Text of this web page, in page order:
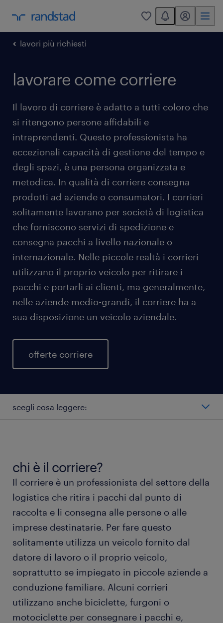
0
You have 0
my randstad
lavori più richiesti
lavorare come corriere
Il lavoro di corriere è adatto a tutti coloro che
si ritengono persone affidabili e
intraprendenti. Questo professionista ha
eccezionali capacità di gestione del tempo e
degli spazi, è una persona organizzata e
metodica. In qualità di corriere consegna
prodotti ad aziende o consumatori. I corrieri
solitamente lavorano per società di logistica
che forniscono servizi di spedizione e
consegna pacchi a livello nazionale o
internazionale. Nelle piccole realtà i corrieri
utilizzano il proprio veicolo per ritirare i
pacchi e portarli ai clienti, ma generalmente,
nelle aziende medio-grandi, il corriere ha a
sua disposizione un veicolo aziendale.
offerte corriere
scegli cosa leggere:
corriere stipendio
tipi di corriere
lavorare come corriere
istruzione e competenze
FAQ sul lavoro come corriere
chi è il corriere?
Il corriere è un professionista del settore della
logistica che ritira i pacchi dal punto di
raccolta e li consegna alle persone o alle
imprese destinatarie. Per fare questo
solitamente utilizza un veicolo fornito dal
datore di lavoro o il proprio veicolo,
soprattutto se impiegato in piccole aziende a
conduzione familiare. Alcuni corrieri
utilizzano anche biciclette, furgoni o
motociclette per consegnare i pacchi e,